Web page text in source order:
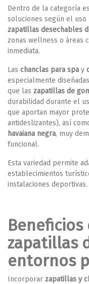
Dentro de la categoría
soluciones según el uso
zapatillas desechables
zonas wellness o áreas
inmediata.
Las chanclas para spa y
especialmente
que las zapatillas de
durabilidad durante el
que aportan mayor
antideslizantes), así
havaiana negra, muy
funcional.
Esta variedad permite
establecimientos
instalaciones deportivas.
zapatillas
entornos
Incorporar zapatillas y